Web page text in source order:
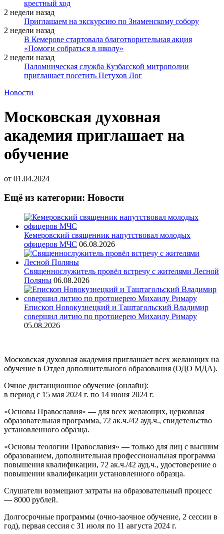
крестный ход
2 недели назад
Приглашаем на экскурсию по Знаменскому собору
2 недели назад
В Кемерове стартовала благотворительная акция
«Помоги собраться в школу»
2 недели назад
Паломническая служба Кузбасской митрополии
приглашает посетить Петухов Лог
Новости
Московская духовная
академия приглашает на
обучение
от 01.04.2024
Ещё из категории: Новости
Кемеровский священник напутствовал молодых
офицеров МЧС 06.08.2026
Священнослужитель провёл встречу с жителями Лесной
Поляны 06.08.2026
Епископ Новокузнецкий и Таштагольский Владимир
совершил литию по протоиерею Михаилу Римару
05.08.2026
Московская духовная академия приглашает всех желающих на
обучение в Отдел дополнительного образования (ОДО МДА).
Очное дистанционное обучение (онлайн):
в период с 15 мая 2024 г. по 14 июня 2024 г.
«Основы Православия» — для всех желающих, церковная
образовательная программа, 72 ак.ч./42 ауд.ч., свидетельство
установленного образца.
«Основы теологии Православия» — только для лиц с высшим
образованием, дополнительная профессиональная программа
повышения квалификации, 72 ак.ч./42 ауд.ч., удостоверение о
повышении квалификации установленного образца.
Слушатели возмещают затраты на образовательный процесс
— 8000 рублей.
Долгосрочные программы (очно-заочное обучение, 2 сессии в
год), первая сессия с 31 июля по 11 августа 2024 г.